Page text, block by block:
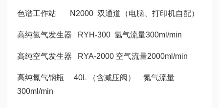
色谱工作站 N2000 双通道（电脑、打印机自配）
高纯氢气发生器 RYH-300 氢气流量300ml/min
高纯空气发生器 RYA-2000 空气流量2000ml/min
高纯氮气钢瓶 40L （含减压阀） 氮气流量
300ml/min